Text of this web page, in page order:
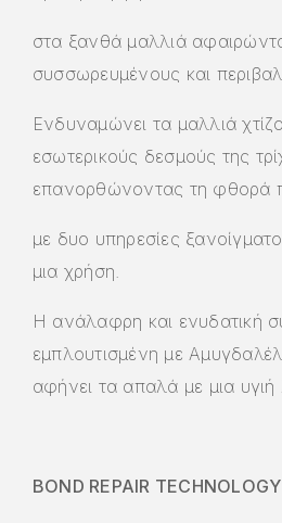
στα ξανθά μαλλιά
συσσωρευμένους και
Ενδυναμώνει τα μαλλιά
εσωτερικούς δεσμούς της
επανορθώνοντας τη φθορά
με δυο υπηρεσίες
μια χρήση.
Η ανάλαφρη και ενυδατική
εμπλουτισμένη με
αφήνει τα απαλά με μια υγιή
BOND REPAIR TECHNOLOGY